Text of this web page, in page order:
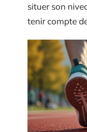
situer son
tenir compte